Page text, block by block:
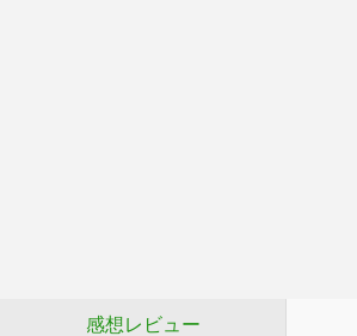
感想レビュー